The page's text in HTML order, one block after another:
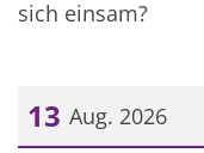
sich einsam?
13 Aug. 2026